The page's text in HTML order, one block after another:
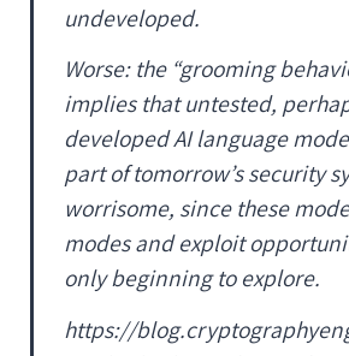
undeveloped.
Worse: the “grooming
implies that untested,
developed AI language
part of tomorrow’s security
worrisome, since these
modes and exploit
only beginning to explore.
https://